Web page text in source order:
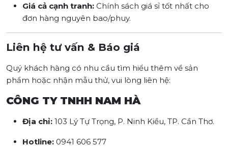
Giá cả cạnh tranh: Chính sách giá sỉ tốt nhất cho
đơn hàng nguyên bao/phuy.
Liên hệ tư vấn & Báo giá
Quý khách hàng có nhu cầu tìm hiểu thêm về sản
phẩm hoặc nhận mẫu thử, vui lòng liên hệ:
CÔNG TY TNHH NAM HÀ
Địa chỉ: 103 Lý Tự Trọng, P. Ninh Kiều, TP. Cần Thơ.
Hotline: 0941 606 577